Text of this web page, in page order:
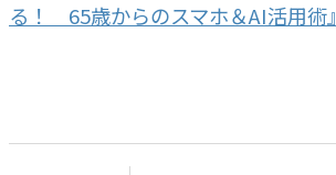
る！ 65歳からのスマホ＆AI活用術』